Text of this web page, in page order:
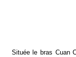
Située le bras Cuan